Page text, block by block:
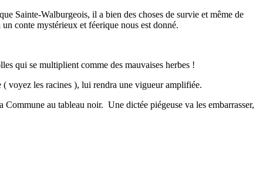
Sainte-Walburgeois, il a bien des choses de survie et même de
conte mystérieux et féerique nous est donné.
qui se multiplient comme des mauvaises herbes !
voyez les racines ), lui rendra une vigueur amplifiée.
Commune au tableau noir. Une dictée piégeuse va les embarrasser,